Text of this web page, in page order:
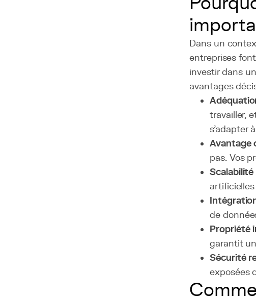
Dans un
entreprises
investir dans
avantages
travailler,
s'adapter
Avantage
pas. Vos
de
Propriété
garantit
Sécurité
exposées